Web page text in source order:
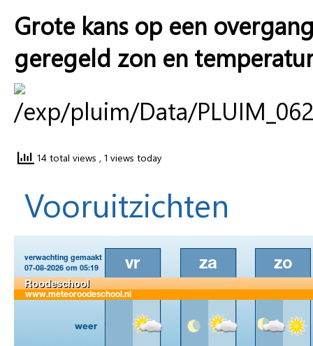
Grote kans op een
geregeld zon en
14 total views , 1 views today
Vooruitzichten